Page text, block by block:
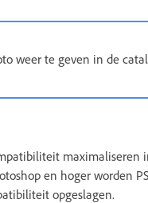
weer te geven in de
maximaliseren
en hoger worden
opgeslagen.